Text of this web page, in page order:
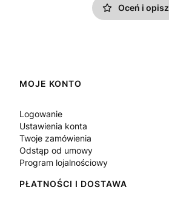
Oceń i opisz
Linki w stopce
MOJE KONTO
Logowanie
Ustawienia konta
Twoje zamówienia
Odstąp od umowy
Program lojalnościowy
PŁATNOŚCI I DOSTAWA